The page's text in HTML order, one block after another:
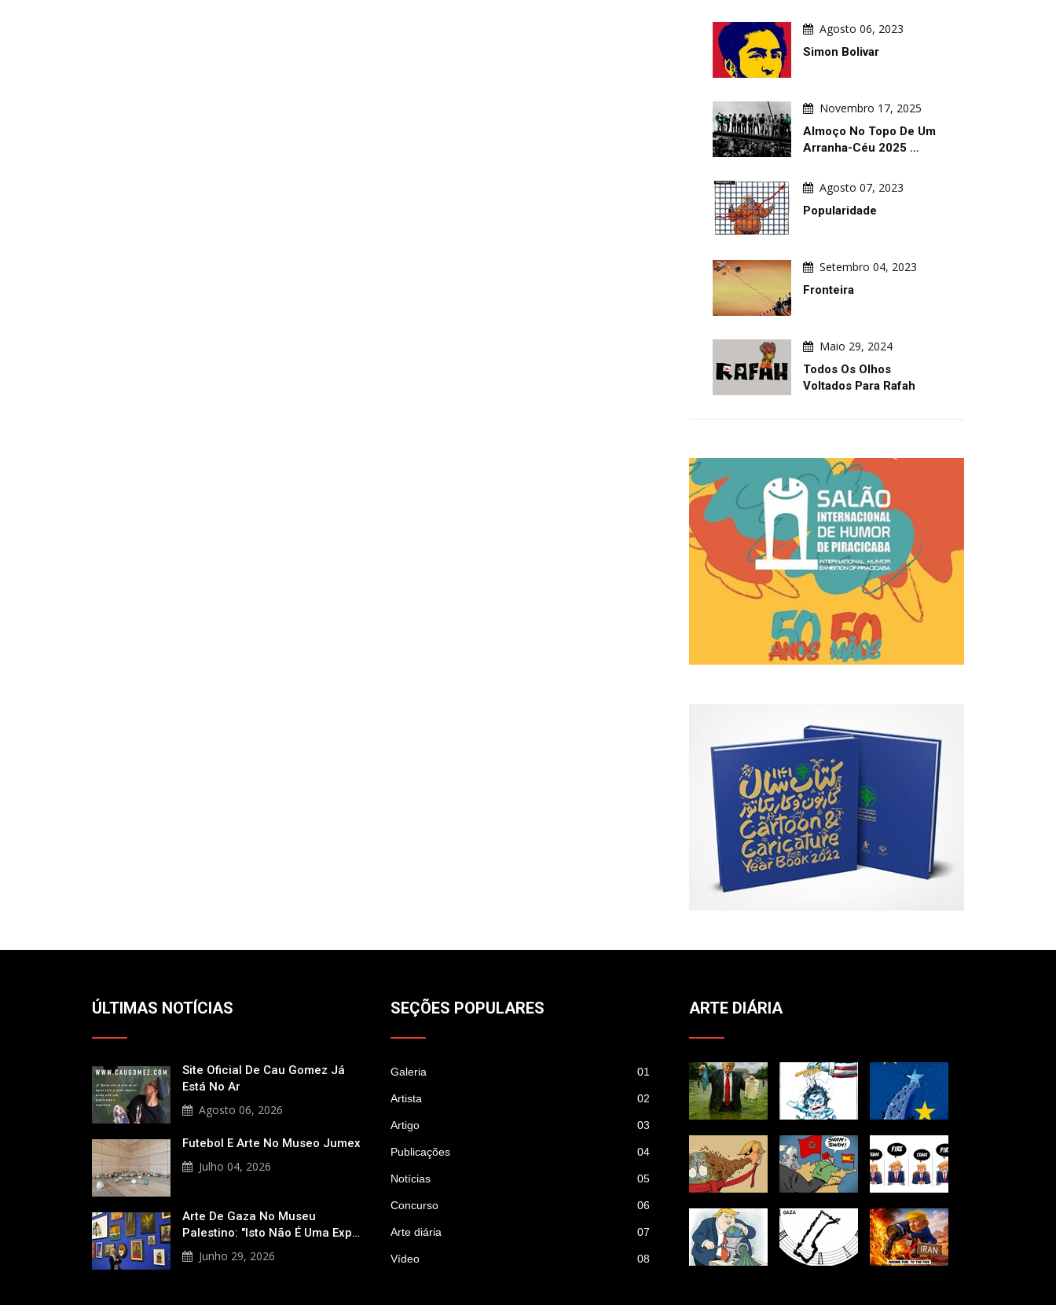
Agosto 06, 2023
Simon Bolivar
Novembro 17, 2025
Almoço No Topo De Um
Arranha-Céu 2025 …
Agosto 07, 2023
Popularidade
Setembro 04, 2023
Fronteira
Maio 29, 2024
Todos Os Olhos
Voltados Para Rafah
ÚLTIMAS NOTÍCIAS
Site Oficial De Cau Gomez Já
Está No Ar
Agosto 06, 2026
Futebol E Arte No Museo Jumex
Julho 04, 2026
Arte De Gaza No Museu
Palestino: "Isto Não É Uma Exp…
Junho 29, 2026
SEÇÕES POPULARES
Galeria 01
Artista 02
Artigo 03
Publicações 04
Notícias 05
Concurso 06
Arte diária 07
Vídeo 08
ARTE DIÁRIA